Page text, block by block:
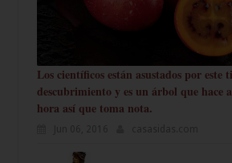
Los científicos están asustados por este
descubrimiento y es un árbol que hace
hora así que toma nota.